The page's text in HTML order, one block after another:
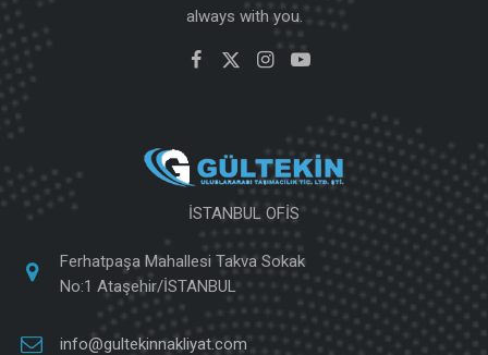
always with you.
İSTANBUL OFİS
Ferhatpaşa Mahallesi Takva Sokak
No:1 Ataşehir/İSTANBUL
info@gultekinnakliyat.com